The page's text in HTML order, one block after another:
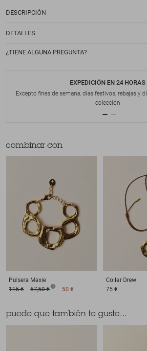
DESCRIPCIÓN
DETALLES
¿TIENE ALGUNA PREGUNTA?
EXPEDICIÓN EN 24 HORAS
Excepto fines de semana, días festivos, rebajas y
colección
combinar con
Pulsera Maxie
115 €
57,50 € 50 €
Collar Drew
75 €
puede que también te guste...